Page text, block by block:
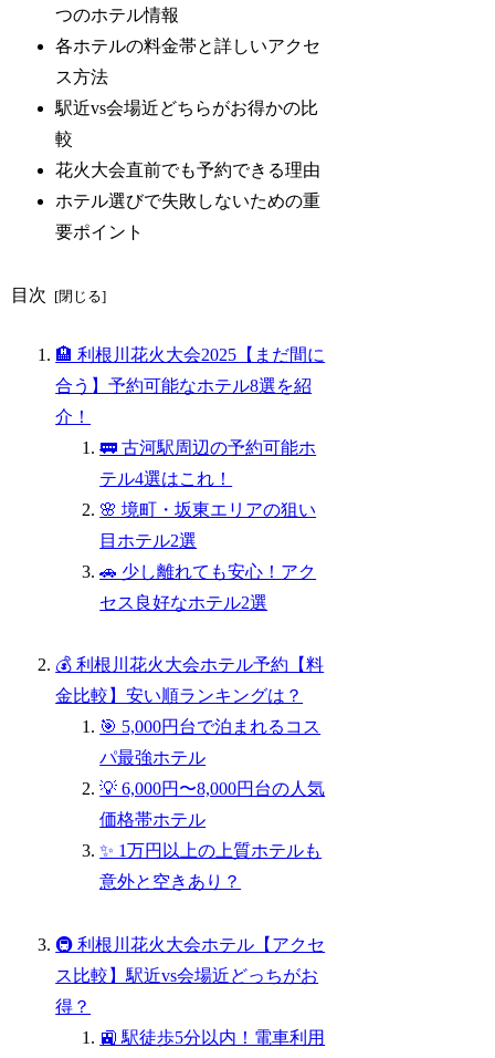
つのホテル情報
各ホテルの料金帯と詳しいアクセ
ス方法
駅近vs会場近どちらがお得かの比
較
花火大会直前でも予約できる理由
ホテル選びで失敗しないための重
要ポイント
目次
🏨 利根川花火大会2025【まだ間に
合う】予約可能なホテル8選を紹
介！
🚃 古河駅周辺の予約可能ホ
テル4選はこれ！
🌸 境町・坂東エリアの狙い
目ホテル2選
🚗 少し離れても安心！アク
セス良好なホテル2選
💰 利根川花火大会ホテル予約【料
金比較】安い順ランキングは？
🎯 5,000円台で泊まれるコス
パ最強ホテル
💡 6,000円〜8,000円台の人気
価格帯ホテル
✨ 1万円以上の上質ホテルも
意外と空きあり？
🚇 利根川花火大会ホテル【アクセ
ス比較】駅近vs会場近どっちがお
得？
🚉 駅徒歩5分以内！電車利用